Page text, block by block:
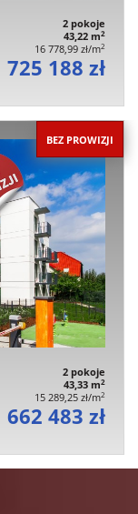
2 pokoje
43,22 m2
16 778,99 zł/m2
725 188 zł
BEZ PROWIZJI
2 pokoje
43,33 m2
15 289,25 zł/m2
662 483 zł